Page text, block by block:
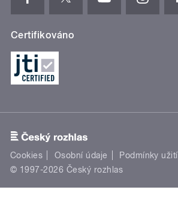
Certifikováno
Cookies Osobní údaje Podmínky užití
© 1997-2026 Český rozhlas